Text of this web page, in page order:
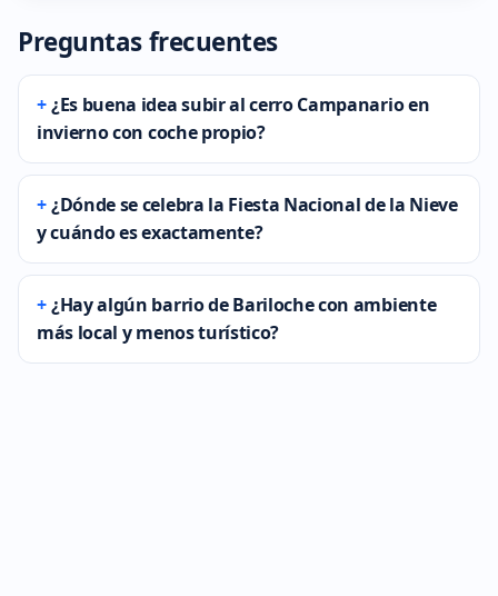
Preguntas frecuentes
¿Es buena idea subir al cerro Campanario en
invierno con coche propio?
¿Dónde se celebra la Fiesta Nacional de la Nieve
y cuándo es exactamente?
¿Hay algún barrio de Bariloche con ambiente
más local y menos turístico?